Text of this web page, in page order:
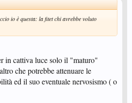
io è questa: la fitet chi avrebbe voluto
in cattiva luce solo il "maturo"
che potrebbe attenuare le
ed il suo eventuale nervosismo ( o